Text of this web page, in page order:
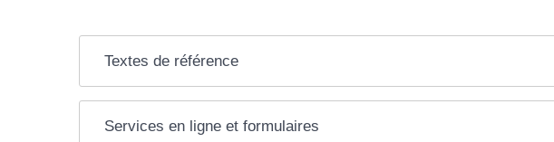
Textes de référence
Services en ligne et formulaires